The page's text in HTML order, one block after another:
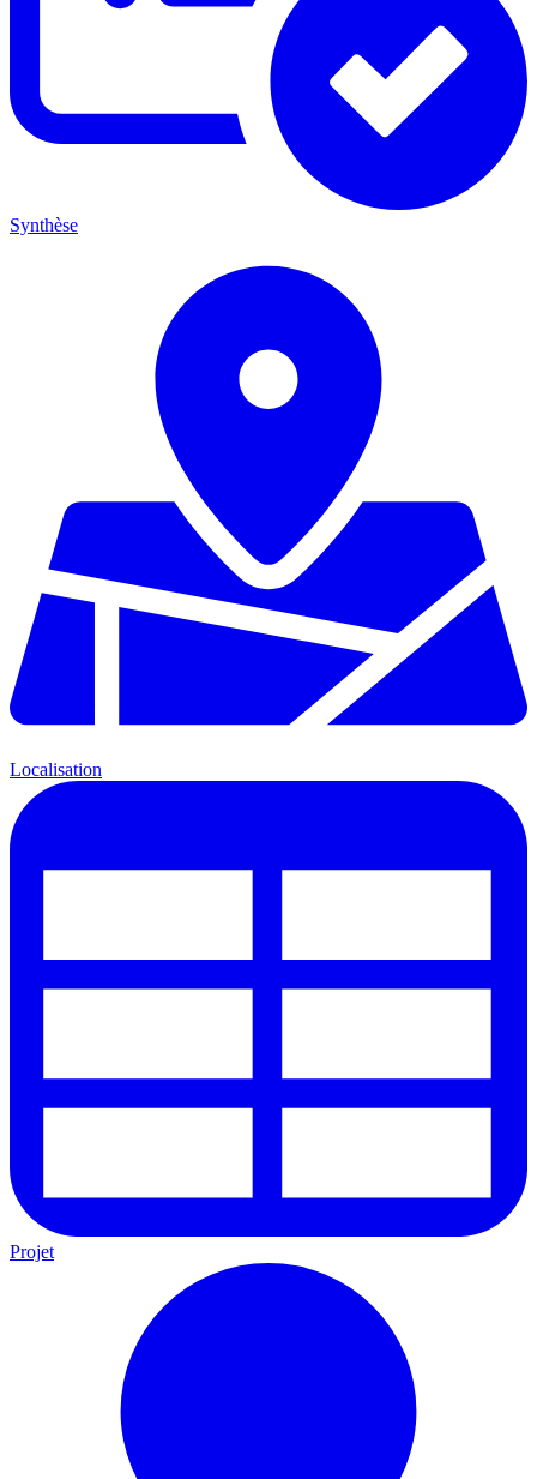
Synthèse
Localisation
Projet